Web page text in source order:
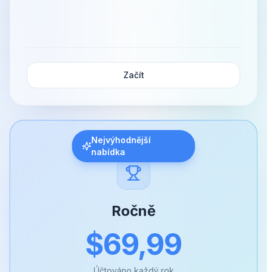
Začít
Nejvýhodnější
nabídka
Ročně
$69,99